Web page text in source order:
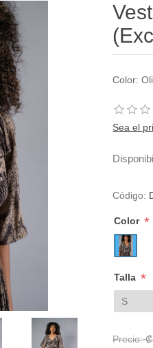
Color:
Sea el
Código:
Color *
Talla *
Precio: